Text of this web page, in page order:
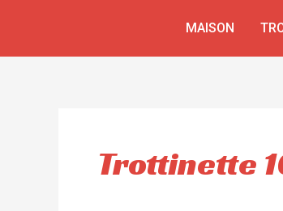
MAISON
Trottinette